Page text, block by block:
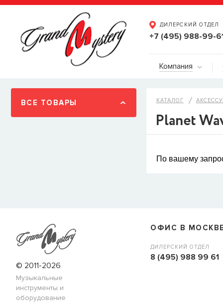
ДИЛЕРСКИЙ ОТДЕЛ
+7 (495) 988-99-
Компания
ВСЕ ТОВАРЫ КАТАЛОГ
Planet
По вашему
© 2011-2026
Музыкальные
инструменты и
оборудование
ОФИС В
ДИЛЕРСКИЙ ОТДЕЛ
8 (495) 988 99 61